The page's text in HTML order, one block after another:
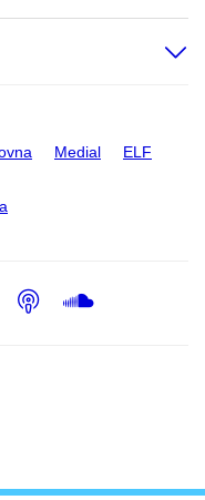
Medial ELF
Podcast